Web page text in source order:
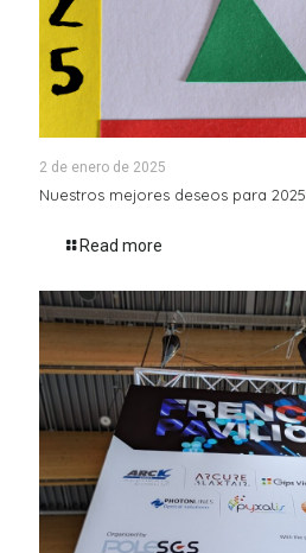
2 de enero de 2025
Nuestros mejores deseos para 2025
Read more